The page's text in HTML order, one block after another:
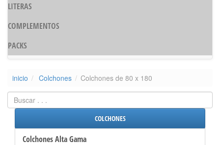
LITERAS
COMPLEMENTOS
PACKS
inicio Colchones Colchones de 80 x 180
COLCHONES
Colchones Alta Gama